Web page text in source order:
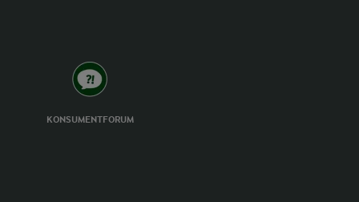
KONSUMENTFORUM